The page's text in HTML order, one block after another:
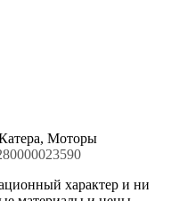
Моторы
характер и ни